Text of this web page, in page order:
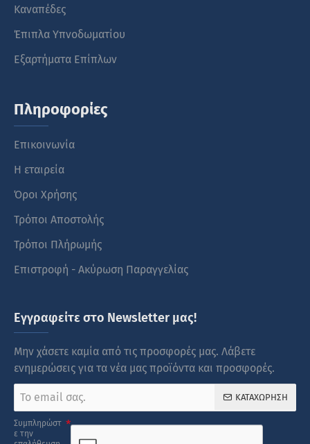
Καναπέδες
Έπιπλα Υπνοδωματίου
Εξαρτήματα Επίπλων
Πληροφορίες
Επικοινωνία
Η εταιρεία
Όροι Χρήσης
Τρόποι Αποστολής
Τρόποι Πλήρωμής
Επιστροφή - Ακύρωση Παραγγελίας
Εγγραφείτε στο Newsletter μας!
Μην χάσετε καμία από τις προσφορές μας. Λάβετε
ενημερώσεις για τα νέα μας προϊόντα και προσφορές.
email
σας.
ΚΑΤΑΧΏΡΗΣΗ
Συμπληρώστ
ε την